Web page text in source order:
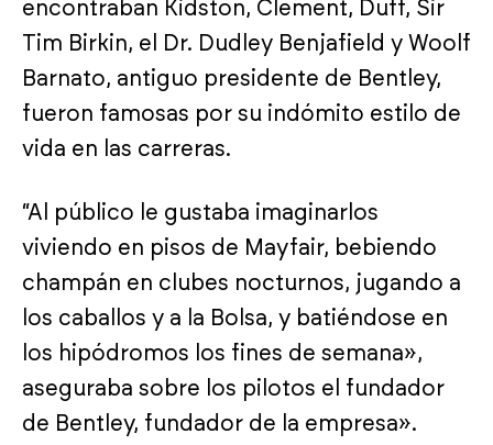
encontraban Kidston, Clement, Duff, Sir
Tim Birkin, el Dr. Dudley Benjafield y Woolf
Barnato, antiguo presidente de Bentley,
fueron famosas por su indómito estilo de
vida en las carreras.
“Al público le gustaba imaginarlos
viviendo en pisos de Mayfair, bebiendo
champán en clubes nocturnos, jugando a
los caballos y a la Bolsa, y batiéndose en
los hipódromos los fines de semana»,
aseguraba sobre los pilotos el fundador
de Bentley, fundador de la empresa».